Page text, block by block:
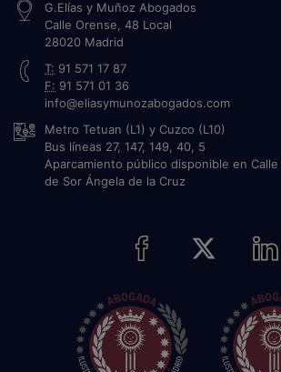
G.Elías y Muñoz Abogados
Calle Orense, 48 Local
28020 Madrid
T: 91 571 17 87
F: 91 571 01 36
info@eliasymunozabogados.com
Metro Tetuan (L1) y Cuzco (L10)
Bus líneas 27, 147, 149, 40, 5
Aparcamiento público disponible en
de Sor Ángela de la Cruz